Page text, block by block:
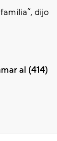
dijo
al (414)